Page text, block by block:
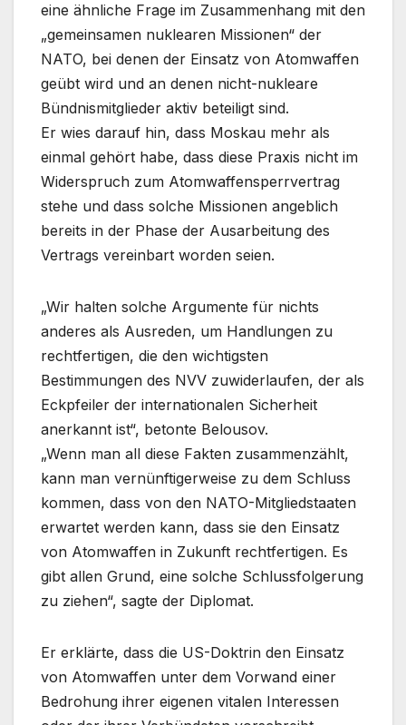
eine ähnliche Frage im Zusammenhang mit den
„gemeinsamen nuklearen Missionen“ der
NATO, bei denen der Einsatz von Atomwaffen
geübt wird und an denen nicht-nukleare
Bündnismitglieder aktiv beteiligt sind.
Er wies darauf hin, dass Moskau mehr als
einmal gehört habe, dass diese Praxis nicht im
Widerspruch zum Atomwaffensperrvertrag
stehe und dass solche Missionen angeblich
bereits in der Phase der Ausarbeitung des
Vertrags vereinbart worden seien.
„Wir halten solche Argumente für nichts
anderes als Ausreden, um Handlungen zu
rechtfertigen, die den wichtigsten
Bestimmungen des NVV zuwiderlaufen, der als
Eckpfeiler der internationalen Sicherheit
anerkannt ist“, betonte Belousov.
„Wenn man all diese Fakten zusammenzählt,
kann man vernünftigerweise zu dem Schluss
kommen, dass von den NATO-Mitgliedstaaten
erwartet werden kann, dass sie den Einsatz
von Atomwaffen in Zukunft rechtfertigen. Es
gibt allen Grund, eine solche Schlussfolgerung
zu ziehen“, sagte der Diplomat.
Er erklärte, dass die US-Doktrin den Einsatz
von Atomwaffen unter dem Vorwand einer
Bedrohung ihrer eigenen vitalen Interessen